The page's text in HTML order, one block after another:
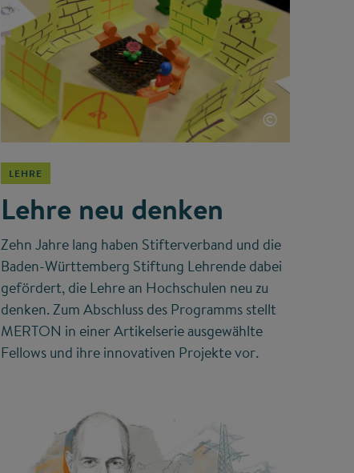
©
LEHRE
Lehre neu denken
Zehn Jahre lang haben Stifterverband und die
Baden-Württemberg Stiftung Lehrende dabei
gefördert, die Lehre an Hochschulen neu zu
denken. Zum Abschluss des Programms stellt
MERTON in einer Artikelserie ausgewählte
Fellows und ihre innovativen Projekte vor.